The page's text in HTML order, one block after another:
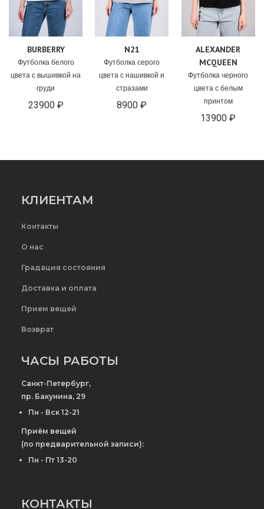
BURBERRY
Футболка белого
цвета с вышивкой на
груди
23900 ₽
N21
Футболка серого
цвета с нашивкой и
стразами
8900 ₽
ALEXANDER
MCQUEEN
Футболка черного
цвета с белым
принтом
13900 ₽
КЛИЕНТАМ
Контакты
О нас
Градация состояния
Доставка и оплата
Прием вещей
Возврат
ЧАСЫ РАБОТЫ
Санкт-Петербург,
пр. Бакунина, 29
Пн - Вск 12-21
Приём вещей
(по предварительной записи):
Пн - Пт 13-20
КОНТАКТЫ